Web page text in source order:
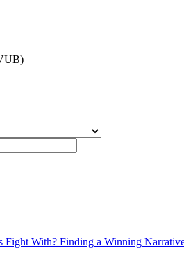
Fight With? Finding a Winning